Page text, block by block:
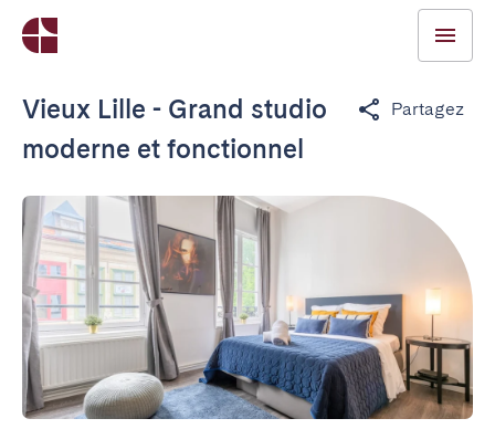
Vieux Lille - Grand studio
moderne et fonctionnel
Partagez